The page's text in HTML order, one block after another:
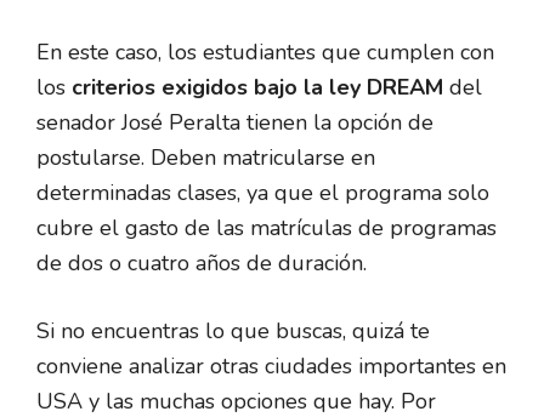
En este caso, los estudiantes que cumplen con
los criterios exigidos bajo la ley DREAM del
senador José Peralta tienen la opción de
postularse. Deben matricularse en
determinadas clases, ya que el programa solo
cubre el gasto de las matrículas de programas
de dos o cuatro años de duración.
Si no encuentras lo que buscas, quizá te
conviene analizar otras ciudades importantes en
USA y las muchas opciones que hay. Por